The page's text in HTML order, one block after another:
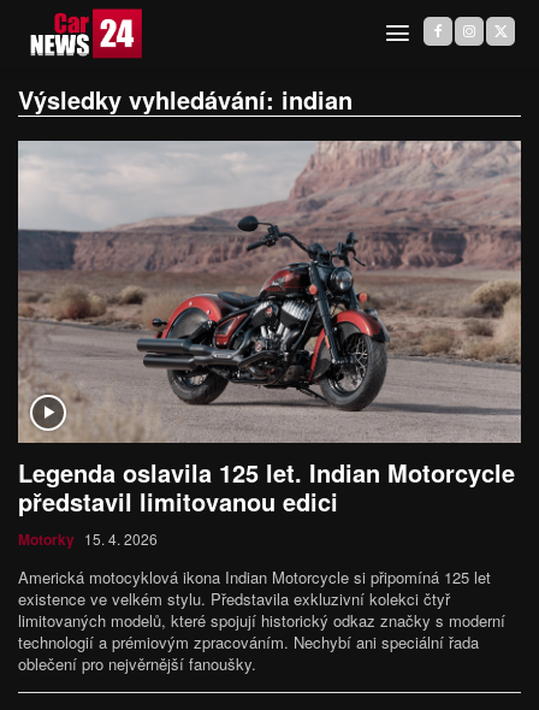
Výsledky vyhledávání: indian
Legenda oslavila 125 let. Indian Motorcycle
představil limitovanou edici
Motorky 15. 4. 2026
Americká motocyklová ikona Indian Motorcycle si připomíná 125 let
existence ve velkém stylu. Představila exkluzivní kolekci čtyř
limitovaných modelů, které spojují historický odkaz značky s moderní
technologií a prémiovým zpracováním. Nechybí ani speciální řada
oblečení pro nejvěrnější fanoušky.